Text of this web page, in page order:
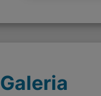
Galeria